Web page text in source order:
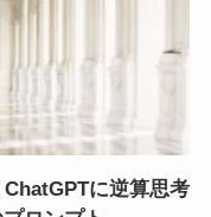
に逆算思考